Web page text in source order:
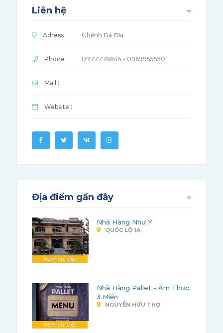
Liên hệ
Adress : Ghềnh Đá Đĩa
Phone : 0977778845 - 0969955550
Mail :
Website :
Địa điểm gần đây
Xem chi tiết
Nhà Hàng Như Ý
QUỐC LỘ 1A
Xem chi tiết
Nhà Hàng Pallet - Ẩm Thực
3 Miền
NGUYỄN HỮU THỌ